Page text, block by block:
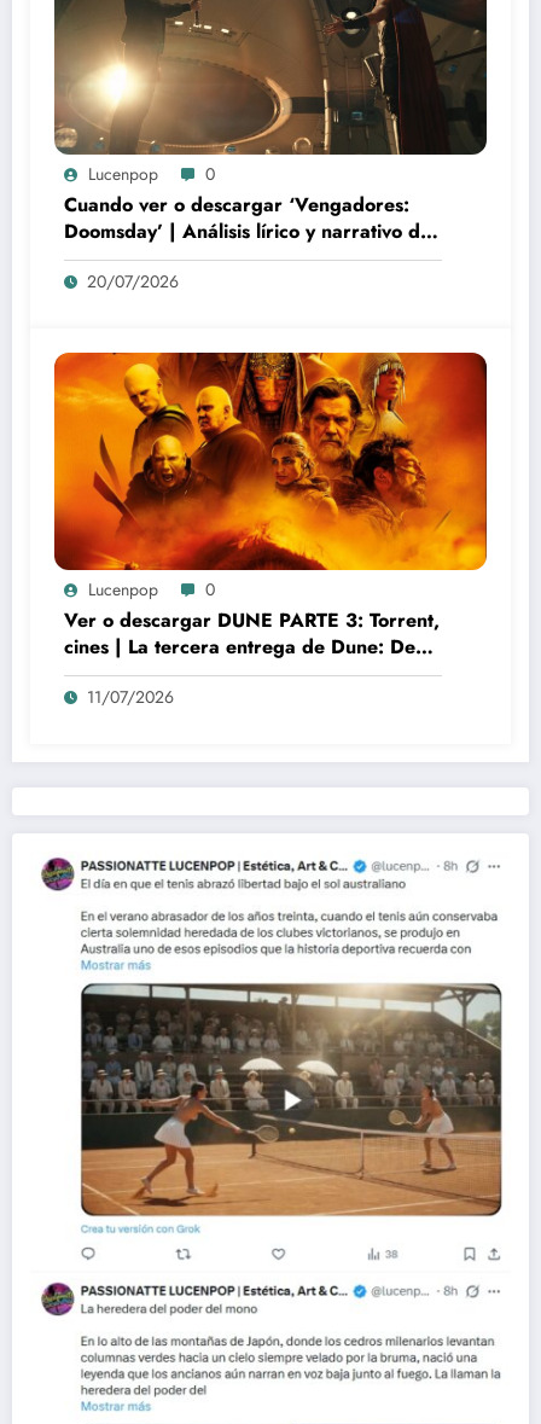
Lucenpop 0
Cuando ver o descargar ‘Vengadores:
Doomsday’ | Análisis lírico y narrativo del
nuevo Vengadores: Doomsday
20/07/2026
Lucenpop 0
Ver o descargar DUNE PARTE 3: Torrent,
cines | La tercera entrega de Dune: Denis
Villeneuve y el auge del nuevo misticismo
cinematográfico
11/07/2026